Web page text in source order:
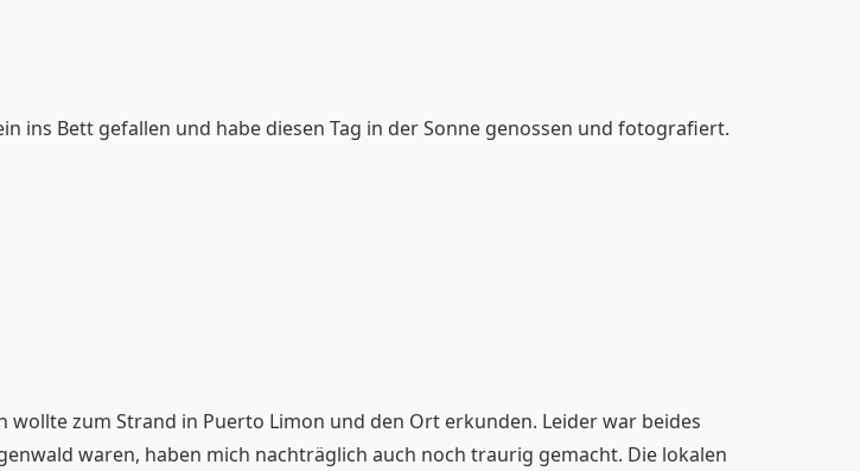
ins Bett gefallen und habe diesen Tag in der Sonne genossen und fotografiert.
wollte zum Strand in Puerto Limon und den Ort erkunden. Leider war beides
waren, haben mich nachträglich auch noch traurig gemacht. Die lokalen